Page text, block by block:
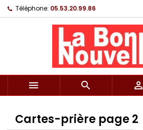
Téléphone: 05.53.20.99.86
  
Cartes-prière page 2